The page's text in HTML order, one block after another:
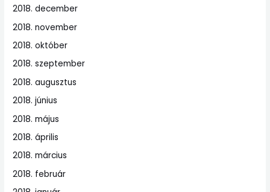
2018. december
2018. november
2018. október
2018. szeptember
2018. augusztus
2018. június
2018. május
2018. április
2018. március
2018. február